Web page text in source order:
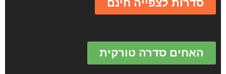
סדרות לצפייה חינם
האחים סדרה טורקית